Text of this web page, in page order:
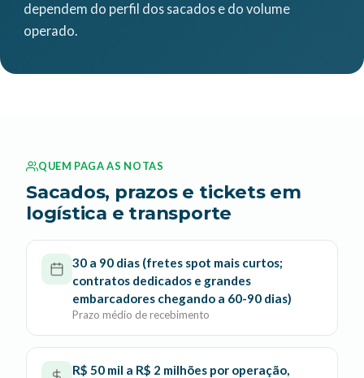
dependem do perfil dos sacados e do volume
operado.
QUEM PAGA AS NOTAS
Sacados, prazos e tickets em
logística e transporte
30 a 90 dias (fretes spot mais curtos;
contratos dedicados e grandes
embarcadores chegando a 60-90 dias)
Prazo médio de recebimento
R$ 50 mil a R$ 2 milhões por operação,